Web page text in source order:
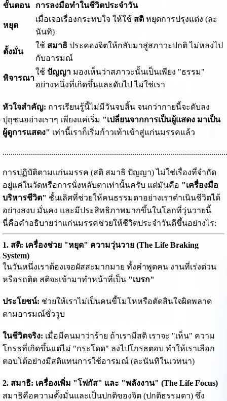
ขั้นตอน การลงมือทำในชีวิตประจำวัน
หยุด
เมื่อเจอเรื่องกระทบใจ ให้ใช้ สติหยุดการปรุงแต่ง (ละ
นันทิ)
ตั้งมั่น
ใช้ สมาธิประคองจิตให้กลับมาสู่สภาวะปกติ ไม่หลงไป
กับอารมณ์
พิจารณา
ใช้ ปัญญามองเห็นว่าสภาวะนั้นเป็นเพียง "ธรรม"
อย่างหนึ่งที่เกิดขึ้นและดับไป ไม่ใช่เรา
หัวใจสำคัญ: การเรียนรู้นี้ไม่มีวันจบสิ้น จนกว่ากายนี้จะดับลง
ปุถุชนอย่างเราๆ เพียงแค่เริ่ม "เปลี่ยนจากการเป็นผู้แสดง มาเป็น
ผู้ดูการแสดง" เท่านี้เราก็เริ่มก้าวเท้าเข้าสู่แก่นมรรคแล้ว
การปฏิบัติตามแก่นมรรค (สติ สมาธิ ปัญญา) ไม่ใช่เรื่องที่จำกัด
อยู่แค่ในวัดหรือการนั่งหลับตาเท่านั้นครับ แต่มันคือ "เครื่องมือ
บริหารชีวิต" ชั้นเลิศที่ช่วยให้คนธรรมดาอย่างเราดำเนินชีวิตได้
อย่างสงบ มั่นคง และมีประสิทธิภาพมากขึ้นในโลกที่วุ่นวายนี้
นี่คือคำอธิบายว่าแก่นมรรคช่วยให้ชีวิตประจำวันดีขึ้นอย่างไร:
1. สติ: เครื่องช่วย "หยุด" ความวุ่นวาย (The Life Braking
System)
ในวันหนึ่งเราต้องเจอผัสสะมากมาย ทั้งคำพูดคน งานที่เร่งด่วน
หรือรถติด สติจะเข้ามาทำหน้าที่เป็น "เบรก"
ประโยชน์: ช่วยให้เราไม่เป็นคนขี้โมโหหรือตัดสินใจผิดพลาด
ตามอารมณ์ชั่ววูบ
ในชีวิตจริง: เมื่อมีคนมาว่าร้าย ถ้าเรามีสติ เราจะ "เห็น" ความ
โกรธที่เกิดขึ้นแต่ไม่ "กระโดด" ลงไปโกรธตอบ ทำให้เราเลือก
ตอบโต้อย่างมีสติแทนการใช้อารมณ์ (ละนันทิในเวทนา)
2. สมาธิ: เครื่องเพิ่ม "โฟกัส" และ "พลังงาน" (The Life Focus)
สมาธิคือความตั้งมั่นและเป็นปกติของจิต (ปกติธรรมดา) ซึ่ง